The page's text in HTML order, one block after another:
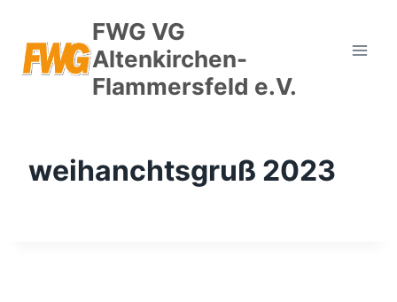
springen
FWG VG
Altenkirchen-
Flammersfeld e.V.
weihanchtsgruß 2023